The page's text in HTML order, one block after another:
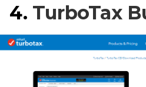
4. TurboTax